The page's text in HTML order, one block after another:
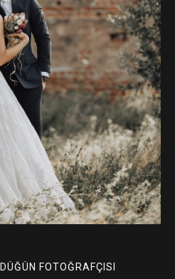
FOTOĞRAFÇISI